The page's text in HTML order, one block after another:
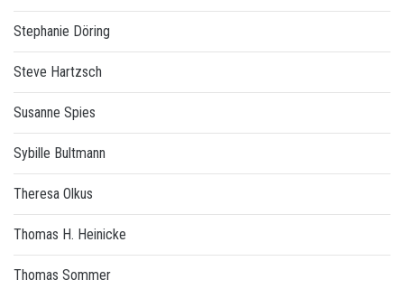
Stephanie Döring
Steve Hartzsch
Susanne Spies
Sybille Bultmann
Theresa Olkus
Thomas H. Heinicke
Thomas Sommer